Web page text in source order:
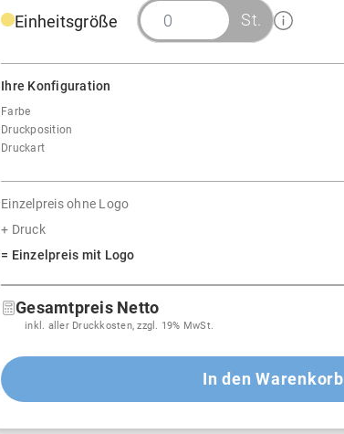
Einheitsgröße St.
Ihre Konfiguration
Farbe
Druckposition
Druckart
Einzelpreis ohne Logo
+ Druck
= Einzelpreis mit Logo
Gesamtpreis Netto
inkl. aller Druckkosten, zzgl. 19% MwSt.
In den Warenkorb